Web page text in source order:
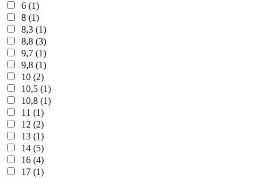
6 (1)
8 (1)
8,3 (1)
8,8 (3)
9,7 (1)
9,8 (1)
10 (2)
10,5 (1)
10,8 (1)
11 (1)
12 (2)
13 (1)
14 (5)
16 (4)
17 (1)